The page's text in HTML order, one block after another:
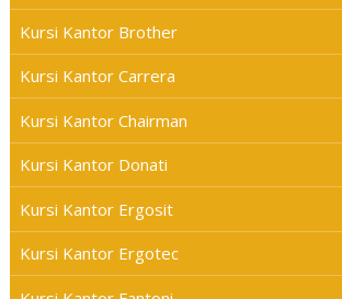
Kursi Kantor Brother
Kursi Kantor Carrera
Kursi Kantor Chairman
Kursi Kantor Donati
Kursi Kantor Ergosit
Kursi Kantor Ergotec